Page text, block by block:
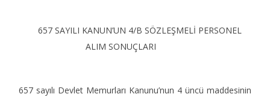
657 SAYILI KANUN’UN 4/B SÖZLEŞMELİ PERSONEL
ALIM SONUÇLARI
657 sayılı Devlet Memurları Kanunu’nun 4 üncü maddesinin